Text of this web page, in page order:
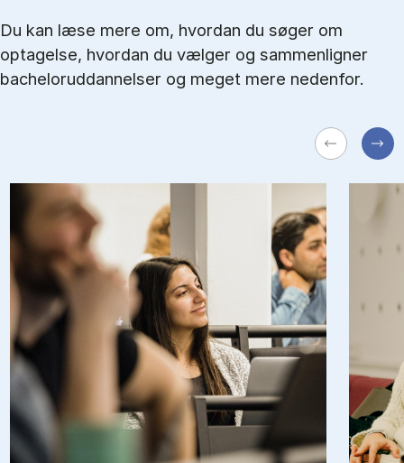
Du kan læse mere om, hvordan du søger om
optagelse, hvordan du vælger og sammenligner
bacheloruddannelser og meget mere nedenfor.